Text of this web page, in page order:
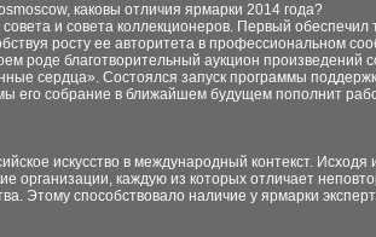
каковы отличия ярмарки 2014 года?
и совета коллекционеров. Первый
росту ее авторитета в профессиональном
роде благотворительный аукцион произведений
сердца». Состоялся запуск программы
его собрание в ближайшем будущем пополнит
искусство в международный контекст. Исходя
организации, каждую из которых отличает
Этому способствовало наличие у ярмарки